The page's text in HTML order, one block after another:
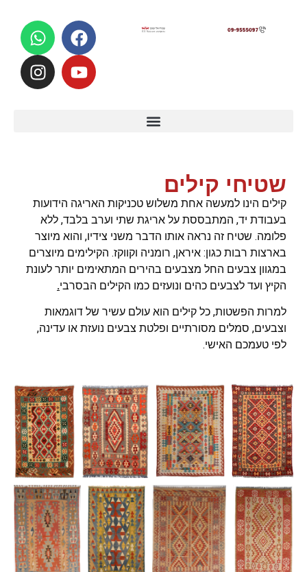
שטיחי קילים
קילים הינו למעשה אחת משלוש טכניקות האריגה הידועות
בעבודת יד, המתבססת על אריגת שתי וערב בלבד, ללא
פלומה. שטיח זה נראה אותו הדבר משני צידיו, והוא מיוצר
בארצות רבות כגון: איראן, רומניה וקווקז. הקילימים מיוצרים
במגוון צבעים החל מצבעים בהירים המתאימים יותר לעונת
הקיץ ועד לצבעים כהים ונועזים כמו הקילים הבסרבי.
למרות הפשטות, כל קילים הוא עולם עשיר של דוגמאות
וצבעים, סמלים מסורתיים ופלטת צבעים נועזת או עדינה,
לפי טעמכם האישי.